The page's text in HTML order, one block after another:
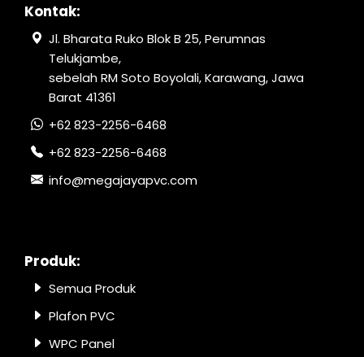
Kontak:
Jl. Bharata Ruko Blok B 25, Perumnas
Telukjambe,
sebelah RM Soto Boyolali, Karawang, Jawa
Barat 41361
+62 823-2256-6468
+62 823-2256-6468
info@megajayapvc.com
Produk:
Semua Produk
Plafon PVC
WPC Panel